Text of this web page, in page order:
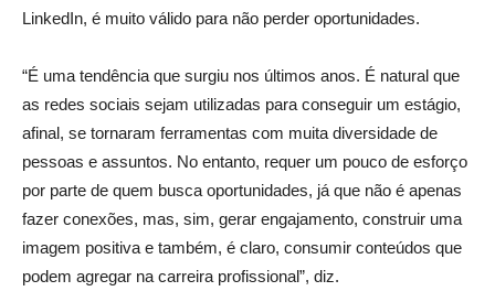
LinkedIn, é muito válido para não perder oportunidades.
“É uma tendência que surgiu nos últimos anos. É natural que
as redes sociais sejam utilizadas para conseguir um estágio,
afinal, se tornaram ferramentas com muita diversidade de
pessoas e assuntos. No entanto, requer um pouco de esforço
por parte de quem busca oportunidades, já que não é apenas
fazer conexões, mas, sim, gerar engajamento, construir uma
imagem positiva e também, é claro, consumir conteúdos que
podem agregar na carreira profissional”, diz.